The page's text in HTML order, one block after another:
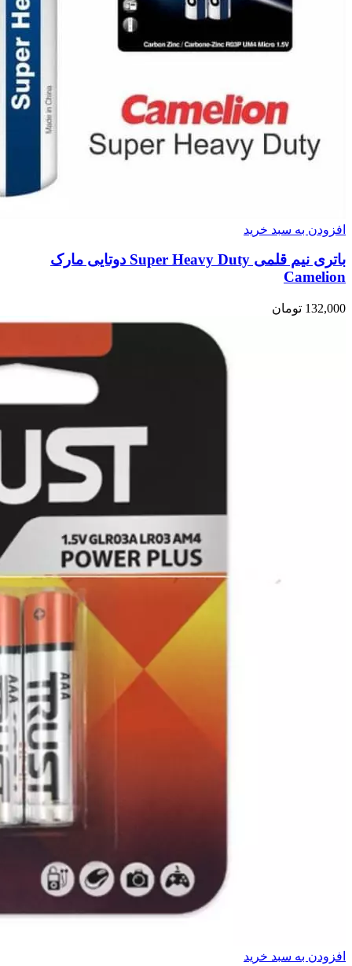
افزودن به سبد خرید
باتری نیم قلمی Super Heavy Duty دوتایی مارک
Camelion
132,000 تومان
افزودن به سبد خرید